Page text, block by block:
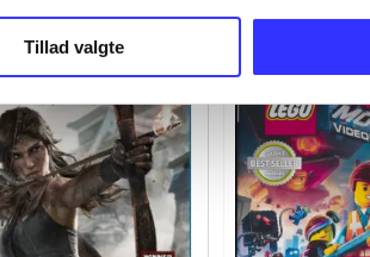
Tillad valgte